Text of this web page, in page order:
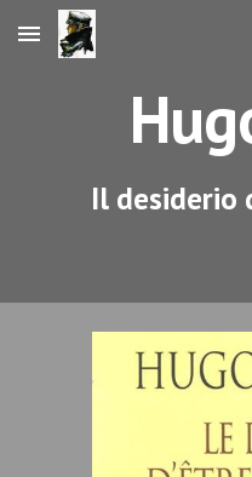
Skip to main content
Il desiderio